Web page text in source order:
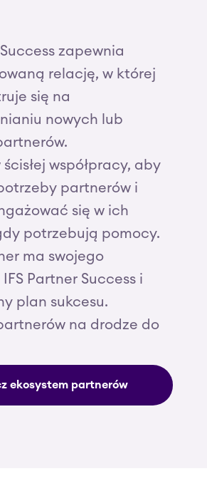
Success zapewnia
relację, w której
się na
nowych lub
ścisłej współpracy, aby
partnerów i
się w ich
potrzebują pomocy.
ma swojego
Partner Success i
plan sukcesu.
na drodze do
ekosystem partnerów